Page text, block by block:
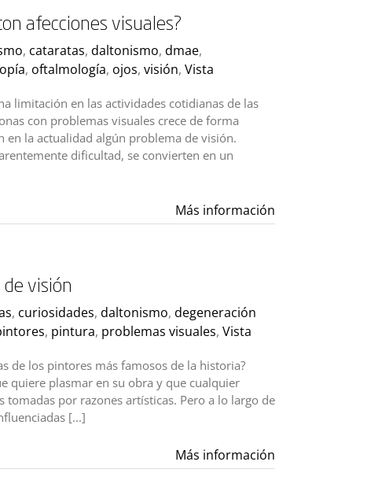
afecciones visuales?
, cataratas, daltonismo, dmae,
, oftalmología, ojos, visión, Vista
limitación en las actividades cotidianas de las
con problemas visuales crece de forma
en la actualidad algún problema de visión.
dificultad, se convierten en un
Más información
visión
, curiosidades, daltonismo, degeneración
, pintura, problemas visuales, Vista
de los pintores más famosos de la historia?
quiere plasmar en su obra y que cualquier
tomadas por razones artísticas. Pero a lo largo de
[...]
Más información